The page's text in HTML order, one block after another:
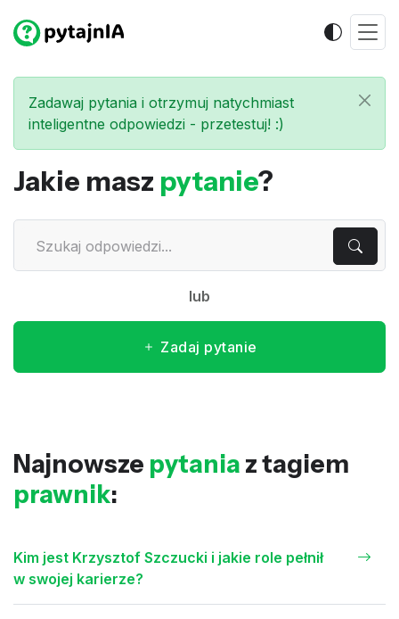
Zadawaj pytania i otrzymuj natychmiast
inteligentne odpowiedzi - przetestuj! :)
Jakie masz pytanie?
lub
Zadaj pytanie
Najnowsze pytania z tagiem
prawnik:
Kim jest Krzysztof Szczucki i jakie role pełnił
w swojej karierze?